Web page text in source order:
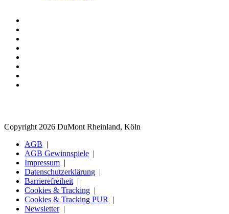
Copyright 2026 DuMont Rheinland, Köln
AGB
AGB Gewinnspiele
Impressum
Datenschutzerklärung
Barrierefreiheit
Cookies & Tracking
Cookies & Tracking PUR
Newsletter